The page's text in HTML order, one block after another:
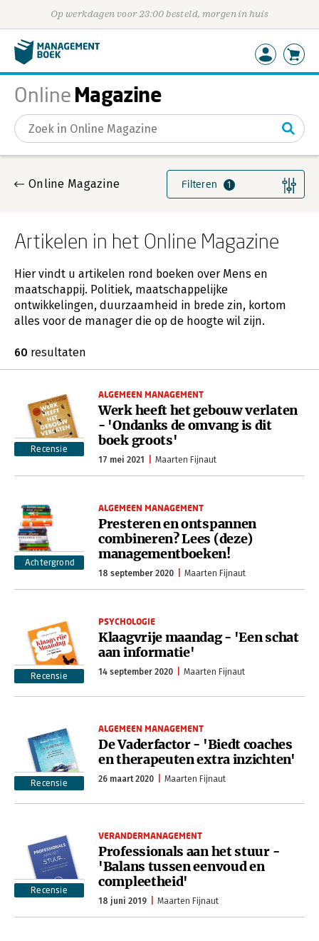
Op werkdagen voor 23:00 besteld, morgen in huis
Online Magazine
Gevonden artikelen
Online Magazine Filteren 1
Artikelen in het Online Magazine
Hier vindt u artikelen rond boeken over Mens en
maatschappij. Politiek, maatschappelijke
ontwikkelingen, duurzaamheid in brede zin, kortom
alles voor de manager die op de hoogte wil zijn.
60 resultaten
Recensie
ALGEMEEN MANAGEMENT
Werk heeft het gebouw verlaten
- 'Ondanks de omvang is dit
boek groots'
17 mei 2021 Maarten Fijnaut
Achtergrond
ALGEMEEN MANAGEMENT
Presteren en ontspannen
combineren? Lees (deze)
managementboeken!
18 september 2020 Maarten Fijnaut
Recensie
PSYCHOLOGIE
Klaagvrije maandag - 'Een schat
aan informatie'
14 september 2020 Maarten Fijnaut
Recensie
ALGEMEEN MANAGEMENT
De Vaderfactor - 'Biedt coaches
en therapeuten extra inzichten'
26 maart 2020 Maarten Fijnaut
Recensie
VERANDERMANAGEMENT
Professionals aan het stuur -
'Balans tussen eenvoud en
compleetheid'
18 juni 2019 Maarten Fijnaut